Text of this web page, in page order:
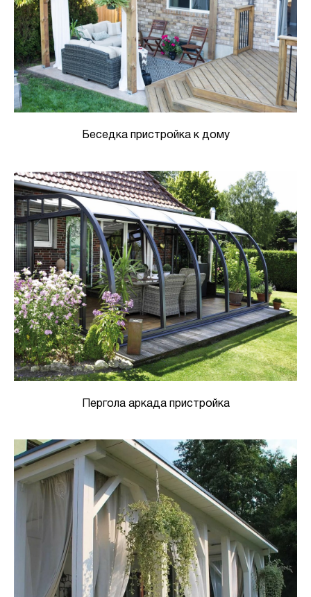
Беседка пристройка к дому
Пергола аркада пристройка